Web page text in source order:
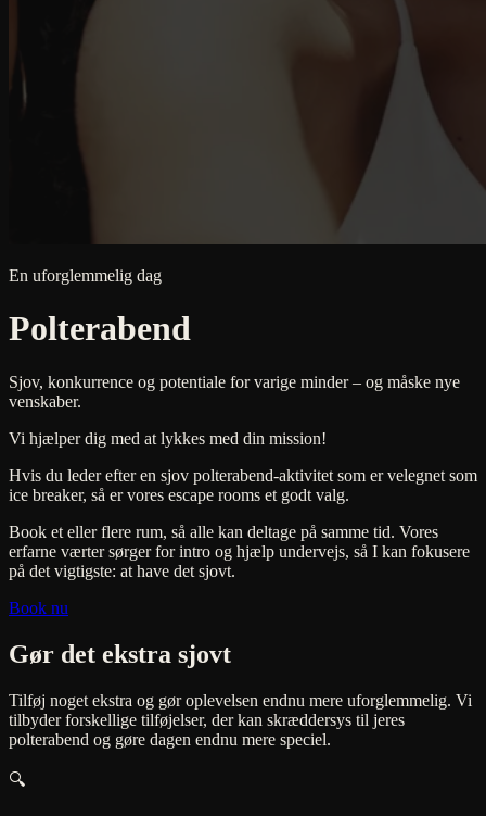
En uforglemmelig dag
Polterabend
Sjov, konkurrence og potentiale for varige minder – og måske nye
venskaber.
Vi hjælper dig med at lykkes med din mission!
Hvis du leder efter en sjov polterabend-aktivitet som er velegnet som
ice breaker, så er vores escape rooms et godt valg.
Book et eller flere rum, så alle kan deltage på samme tid. Vores
erfarne værter sørger for intro og hjælp undervejs, så I kan fokusere
på det vigtigste: at have det sjovt.
Book nu
Gør det ekstra sjovt
Tilføj noget ekstra og gør oplevelsen endnu mere uforglemmelig. Vi
tilbyder forskellige tilføjelser, der kan skræddersys til jeres
polterabend og gøre dagen endnu mere speciel.
🔍